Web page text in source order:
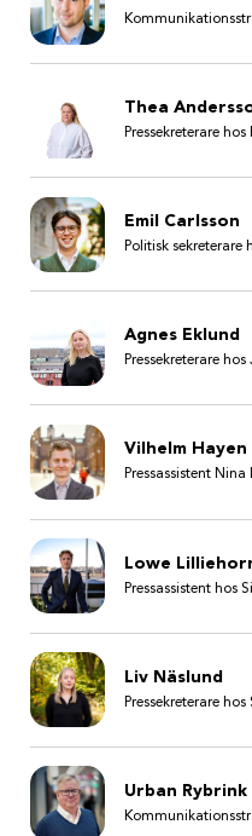
Thea
Pressekreterare
Emil Carlsson
Politisk sekreterare
Agnes Eklund
Pressekreterare
Vilhelm Hayen
Pressassistent Nina
Lowe
Pressassistent hos
Liv Näslund
Pressekreterare
Urban Rybrink